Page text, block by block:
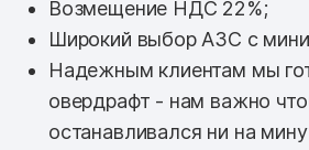
Возмещение НДС 22%;
Широкий выбор АЗС с
Надежным клиентам мы
овердрафт - нам важно
останавливался ни на